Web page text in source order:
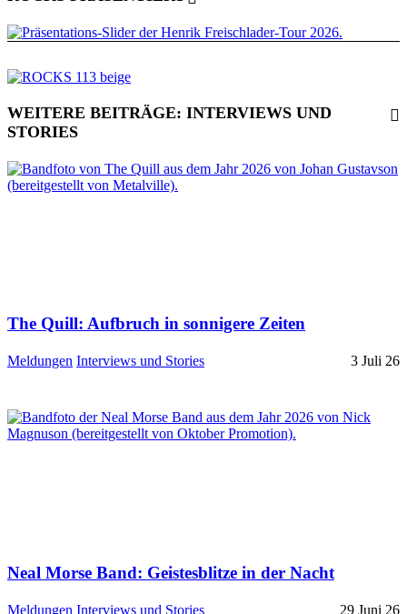
WEITERE BEITRÄGE: INTERVIEWS UND
STORIES
The Quill: Aufbruch in sonnigere Zeiten
Meldungen Interviews und Stories 3 Juli 26
Neal Morse Band: Geistesblitze in der Nacht
Meldungen Interviews und Stories 29 Juni 26